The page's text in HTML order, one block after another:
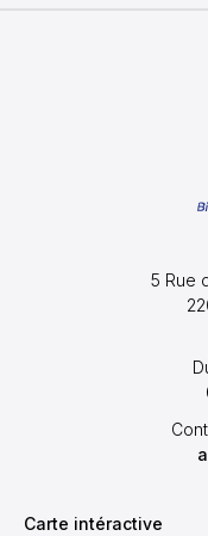
5 Rue
Carte intéractive